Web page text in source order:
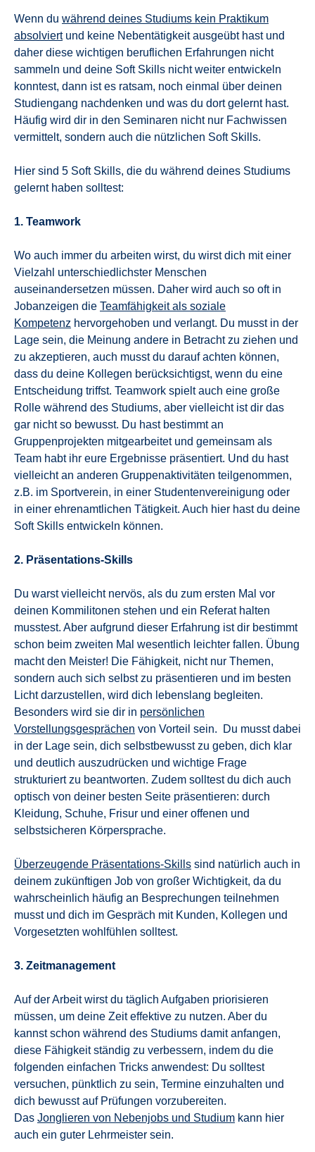
Wenn du während deines Studiums kein Praktikum
absolviertund keine Nebentätigkeit ausgeübt hast und
daher diese wichtigen beruflichen Erfahrungen nicht
sammeln und deine Soft Skills nicht weiter entwickeln
konntest, dann ist es ratsam, noch einmal über deinen
Studiengang nachdenken und was du dort gelernt hast.
Häufig wird dir in den Seminaren nicht nur Fachwissen
vermittelt, sondern auch die nützlichen Soft Skills.
Hier sind 5 Soft Skills, die du während deines Studiums
gelernt haben solltest:
1. Teamwork
Wo auch immer du arbeiten wirst, du wirst dich mit einer
Vielzahl unterschiedlichster Menschen
auseinandersetzen müssen. Daher wird auch so oft in
Jobanzeigen die Teamfähigkeit als soziale
Kompetenz hervorgehoben und verlangt. Du musst in der
Lage sein, die Meinung andere in Betracht zu ziehen und
zu akzeptieren, auch musst du darauf achten können,
dass du deine Kollegen berücksichtigst, wenn du eine
Entscheidung triffst. Teamwork spielt auch eine große
Rolle während des Studiums, aber vielleicht ist dir das
gar nicht so bewusst. Du hast bestimmt an
Gruppenprojekten mitgearbeitet und gemeinsam als
Team habt ihr eure Ergebnisse präsentiert. Und du hast
vielleicht an anderen Gruppenaktivitäten teilgenommen,
z.B. im Sportverein, in einer Studentenvereinigung oder
in einer ehrenamtlichen Tätigkeit. Auch hier hast du deine
Soft Skills entwickeln können.
2. Präsentations-Skills
Du warst vielleicht nervös, als du zum ersten Mal vor
deinen Kommilitonen stehen und ein Referat halten
musstest. Aber aufgrund dieser Erfahrung ist dir bestimmt
schon beim zweiten Mal wesentlich leichter fallen. Übung
macht den Meister! Die Fähigkeit, nicht nur Themen,
sondern auch sich selbst zu präsentieren und im besten
Licht darzustellen, wird dich lebenslang begleiten.
Besonders wird sie dir in persönlichen
Vorstellungsgesprächen von Vorteil sein. Du musst dabei
in der Lage sein, dich selbstbewusst zu geben, dich klar
und deutlich auszudrücken und wichtige Frage
strukturiert zu beantworten. Zudem solltest du dich auch
optisch von deiner besten Seite präsentieren: durch
Kleidung, Schuhe, Frisur und einer offenen und
selbstsicheren Körpersprache.
Überzeugende Präsentations-Skills sind natürlich auch in
deinem zukünftigen Job von großer Wichtigkeit, da du
wahrscheinlich häufig an Besprechungen teilnehmen
musst und dich im Gespräch mit Kunden, Kollegen und
Vorgesetzten wohlfühlen solltest.
3. Zeitmanagement
Auf der Arbeit wirst du täglich Aufgaben priorisieren
müssen, um deine Zeit effektive zu nutzen. Aber du
kannst schon während des Studiums damit anfangen,
diese Fähigkeit ständig zu verbessern, indem du die
folgenden einfachen Tricks anwendest: Du solltest
versuchen, pünktlich zu sein, Termine einzuhalten und
dich bewusst auf Prüfungen vorzubereiten.
Das Jonglieren von Nebenjobs und Studium kann hier
auch ein guter Lehrmeister sein.